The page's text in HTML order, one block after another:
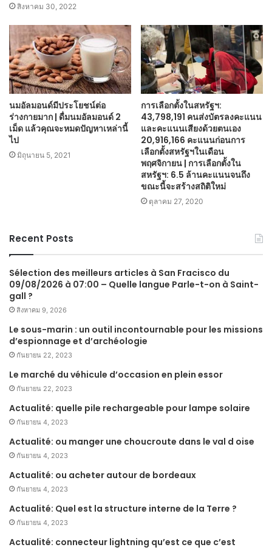
สิงหาคม 30, 2022
นมอัลมอนด์มีประโยชน์ต่อ
ร่างกายมาก | ดื่มนมอัลมอนด์ 2
เม็ด แล้วคุณจะหมดปัญหาเหล่านี้
ไป
มิถุนายน 5, 2021
การเลือกตั้งในสหรัฐฯ:
43,798,191 คนส่งบัตรลงคะแนน
และคะแนนเสียงด้วยตนเอง
20,916,166 คะแนนก่อนการ
เลือกตั้งสหรัฐฯในเดือน
พฤศจิกายน | การเลือกตั้งใน
สหรัฐฯ: 6.5 ล้านคะแนนจนถึง
ขณะนี้จะสร้างสถิติใหม่
ตุลาคม 27, 2020
Recent Posts
Sélection des meilleurs articles à San Fracisco du
09/08/2026 à 07:00 – Quelle langue Parle-t-on à Saint-
gall ?
สิงหาคม 9, 2026
Le sous-marin : un outil incontournable pour les missions
d’espionnage et d’archéologie
กันยายน 22, 2023
Le marché du véhicule d’occasion en plein essor
กันยายน 22, 2023
Actualité: quelle pile rechargeable pour lampe solaire
กันยายน 4, 2023
Actualité: ou manger une choucroute dans le val d oise
กันยายน 4, 2023
Actualité: ou acheter autour de bordeaux
กันยายน 4, 2023
Actualité: Quel est la structure interne de la Terre ?
กันยายน 4, 2023
Actualité: connecteur lightning qu’est ce que c’est